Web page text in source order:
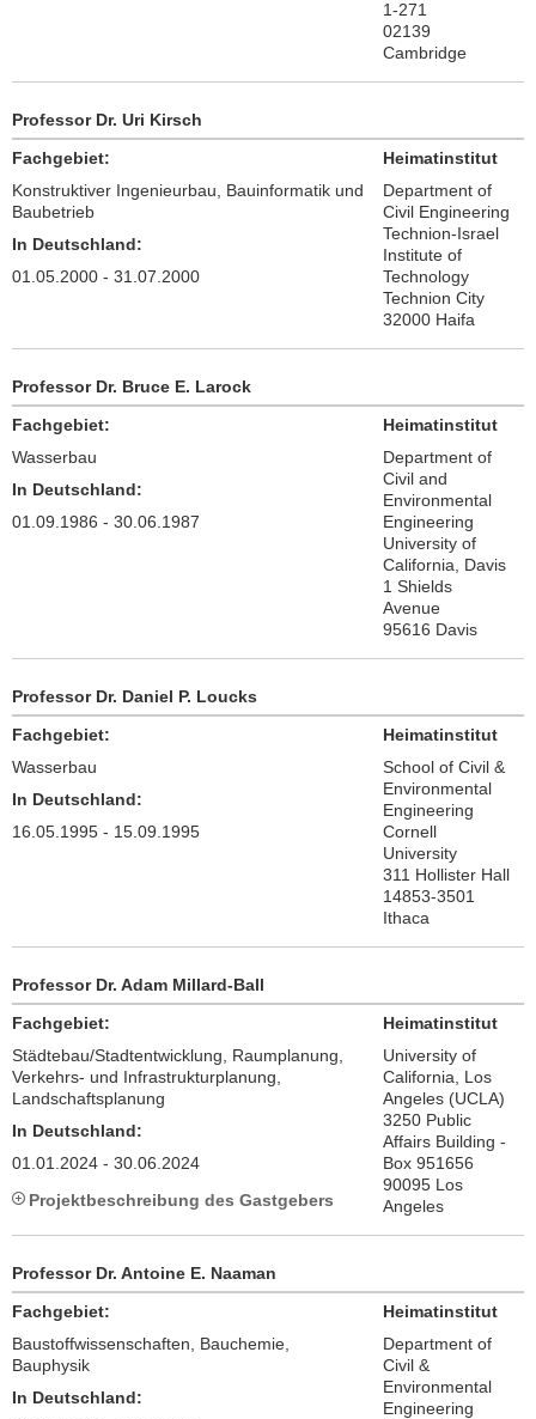
1-271
02139
Cambridge
Professor Dr. Uri Kirsch
Fachgebiet:
Konstruktiver Ingenieurbau, Bauinformatik und
Baubetrieb
In Deutschland:
01.05.2000 - 31.07.2000
Heimatinstitut
Department of
Civil Engineering
Technion-Israel
Institute of
Technology
Technion City
32000 Haifa
Professor Dr. Bruce E. Larock
Fachgebiet:
Wasserbau
In Deutschland:
01.09.1986 - 30.06.1987
Heimatinstitut
Department of
Civil and
Environmental
Engineering
University of
California, Davis
1 Shields
Avenue
95616 Davis
Professor Dr. Daniel P. Loucks
Fachgebiet:
Wasserbau
In Deutschland:
16.05.1995 - 15.09.1995
Heimatinstitut
School of Civil &
Environmental
Engineering
Cornell
University
311 Hollister Hall
14853-3501
Ithaca
Professor Dr. Adam Millard-Ball
Fachgebiet:
Städtebau/Stadtentwicklung, Raumplanung,
Verkehrs- und Infrastrukturplanung,
Landschaftsplanung
In Deutschland:
01.01.2024 - 30.06.2024
Projektbeschreibung des Gastgebers
Heimatinstitut
University of
California, Los
Angeles (UCLA)
3250 Public
Affairs Building -
Box 951656
90095 Los
Angeles
Professor Dr. Antoine E. Naaman
Fachgebiet:
Baustoffwissenschaften, Bauchemie,
Bauphysik
In Deutschland:
Heimatinstitut
Department of
Civil &
Environmental
Engineering